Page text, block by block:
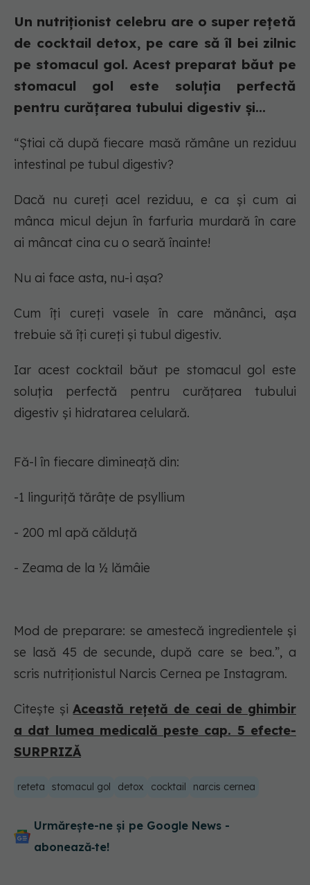
Un nutriționist celebru are o super rețetă
de cocktail detox, pe care să îl bei zilnic
pe stomacul gol. Acest preparat băut pe
stomacul gol este soluția perfectă
pentru curățarea tubului digestiv și...
“Știai că după fiecare masă rămâne un reziduu
intestinal pe tubul digestiv?
Dacă nu cureți acel reziduu, e ca și cum ai
mânca micul dejun în farfuria murdară în care
ai mâncat cina cu o seară înainte!
Nu ai face asta, nu-i așa?
Cum îți cureți vasele în care mănânci, așa
trebuie să îți cureți și tubul digestiv.
Iar acest cocktail băut pe stomacul gol este
soluția perfectă pentru curățarea tubului
digestiv și hidratarea celulară.
Fă-l în fiecare dimineață din:
-1 linguriță tărâțe de psyllium
- 200 ml apă călduță
- Zeama de la ½ lămâie
Mod de preparare: se amestecă ingredientele și
se lasă 45 de secunde, după care se bea.”, a
scris nutriționistul Narcis Cernea pe Instagram.
Citește șiAceastă rețetă de ceai de ghimbir
a dat lumea medicală peste cap. 5 efecte-
SURPRIZĂ
reteta stomacul gol detox cocktail narcis cernea
Urmărește-ne și pe Google News -
abonează‑te!